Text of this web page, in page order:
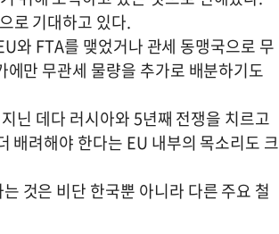
로 기대하고 있다.
와 FTA를 맺었거나 관세 동맹국으로 무
만 무관세 물량을 추가로 배분하기도
닌 데다 러시아와 5년째 전쟁을 치르고
배려해야 한다는 EU 내부의 목소리도 크
것은 비단 한국뿐 아니라 다른 주요 철